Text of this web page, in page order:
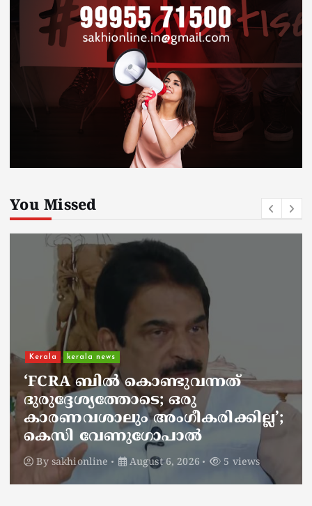
You Missed
kerala news
ചാലിശേരിയില്‍ സര്‍ക്കാര്‍
ജനകീയ ആരോഗ്യകേന്ദ്രത്തില്‍
നഴ്സിന് അണലിയുടെ കടിയേറ്റു;
അണലിയുടെ കടിയേറ്റത്
ഡ്യൂട്ടിക്കിടെ
By sakhionline August 6, 2026 4 views